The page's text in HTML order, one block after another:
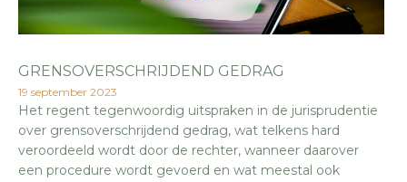
GRENSOVERSCHRIJDEND GEDRAG
19 september 2023
Het regent tegenwoordig uitspraken in de jurisprudentie
over grensoverschrijdend gedrag, wat telkens hard
veroordeeld wordt door de rechter, wanneer daarover
een procedure wordt gevoerd en wat meestal ook